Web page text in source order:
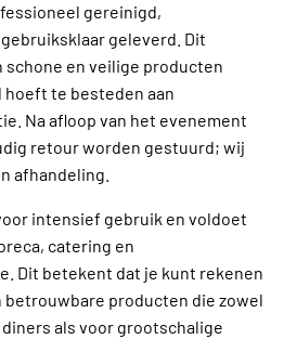
gereinigd,
geleverd. Dit
schone en veilige producten
te besteden aan
Na afloop van het evenement
retour worden gestuurd; wij
afhandeling.
intensief gebruik en voldoet
catering en
Dit betekent dat je kunt rekenen
betrouwbare producten die zowel
als voor grootschalige